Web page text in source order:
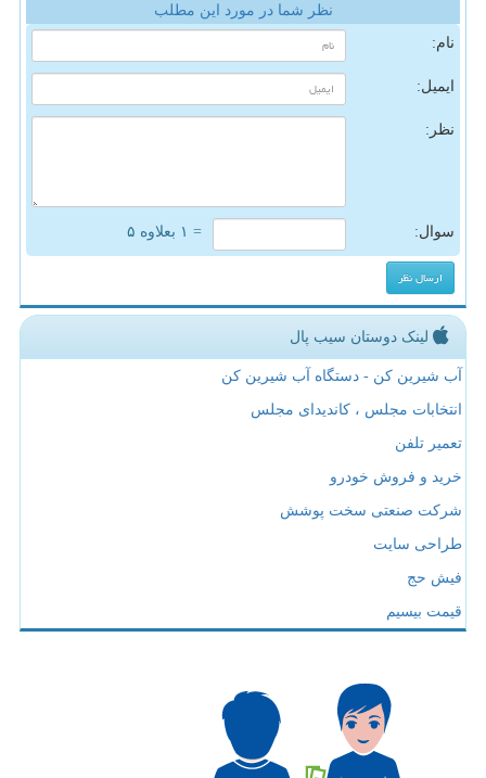
نظر شما در مورد این مطلب
نام:
ایمیل:
نظر:
سوال: = ۱ بعلاوه ۵
لینک دوستان سیب پال
آب شیرین کن - دستگاه آب شیرین کن
انتخابات مجلس ، کاندیدای مجلس
تعمیر تلفن
خرید و فروش خودرو
شرکت صنعتی سخت پوشش
طراحی سایت
فیش حج
قیمت بیسیم